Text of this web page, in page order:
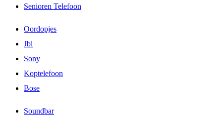
Senioren Telefoon
Oordopjes
Jbl
Sony
Koptelefoon
Bose
Soundbar